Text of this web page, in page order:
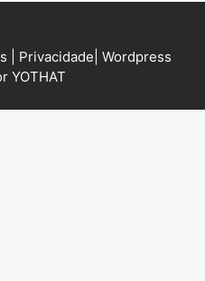
| Privacidade Wordpress
YOTHAT